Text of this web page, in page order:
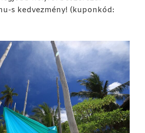
s kedvezmény! (kuponkód: